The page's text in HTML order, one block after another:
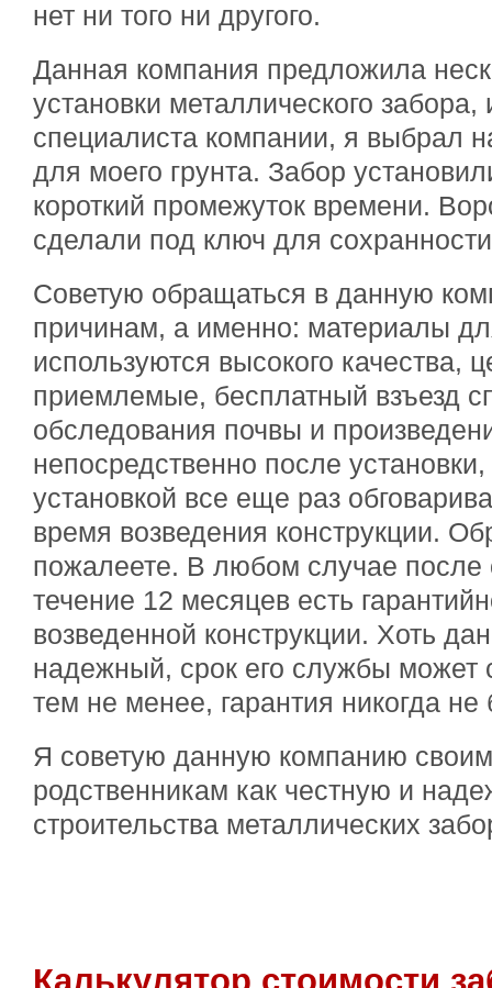
нет ни того ни другого.
Данная компания предложила
установки металлического забора,
специалиста компании, я выбрал
для моего грунта. Забор
короткий промежуток времени.
сделали под ключ для
Советую обращаться в данную
причинам, а именно: материалы
используются высокого качества,
приемлемые, бесплатный взъезд
обследования почвы и
непосредственно после
установкой все еще раз
время возведения конструкции.
пожалеете. В любом случае после
течение 12 месяцев есть
возведенной конструкции. Хоть
надежный, срок его службы может
тем не менее, гарантия никогда
Я советую данную компанию
родственникам как честную и
строительства металлических